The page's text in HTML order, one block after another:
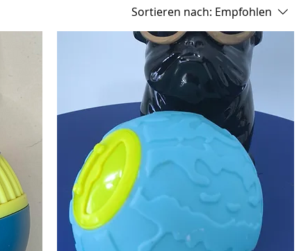
Sortieren nach: Empfohlen